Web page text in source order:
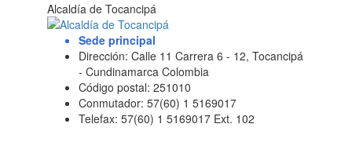
Alcaldía de Tocancipá
Sede principal
Dirección: Calle 11 Carrera 6 - 12, Tocancipá
- Cundinamarca Colombia
Código postal: 251010
Conmutador: 57(60) 1 5169017
Telefax: 57(60) 1 5169017 Ext. 102